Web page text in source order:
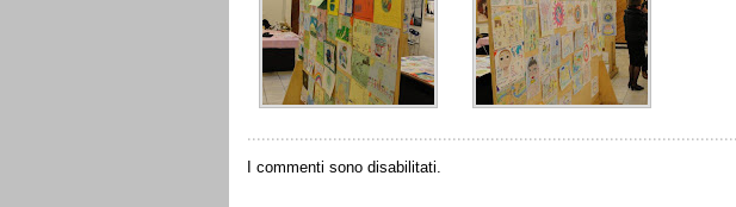
I commenti sono disabilitati.